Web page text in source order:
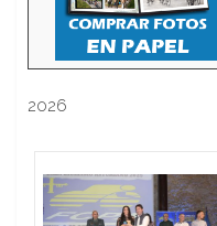
2026